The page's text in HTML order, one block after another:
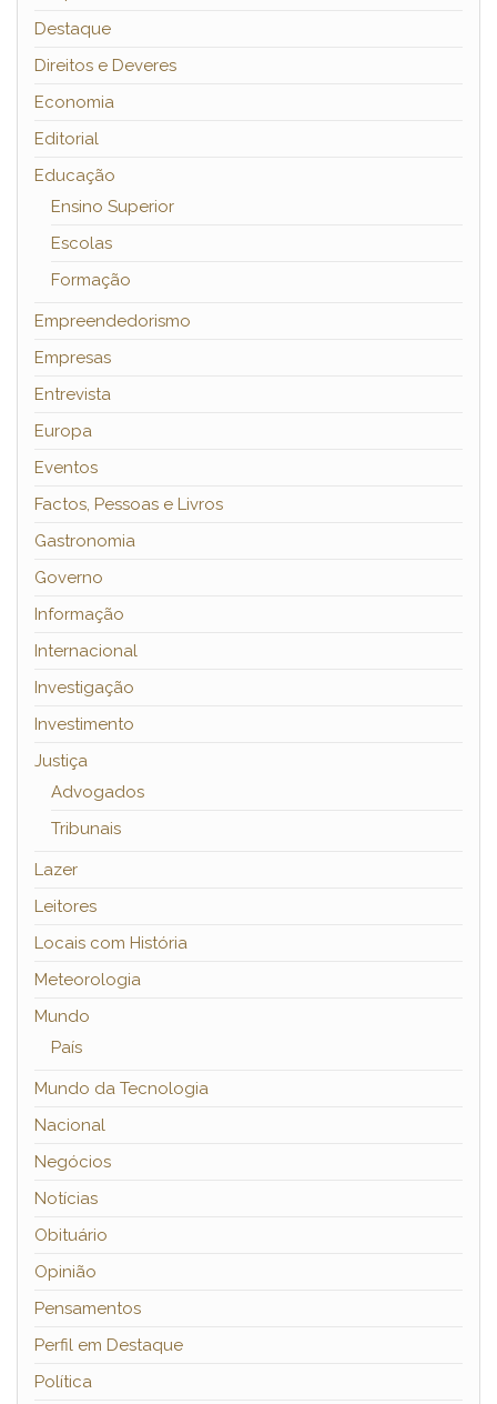
Destaque
Direitos e Deveres
Economia
Editorial
Educação
Ensino Superior
Escolas
Formação
Empreendedorismo
Empresas
Entrevista
Europa
Eventos
Factos, Pessoas e Livros
Gastronomia
Governo
Informação
Internacional
Investigação
Investimento
Justiça
Advogados
Tribunais
Lazer
Leitores
Locais com História
Meteorologia
Mundo
País
Mundo da Tecnologia
Nacional
Negócios
Notícias
Obituário
Opinião
Pensamentos
Perfil em Destaque
Política